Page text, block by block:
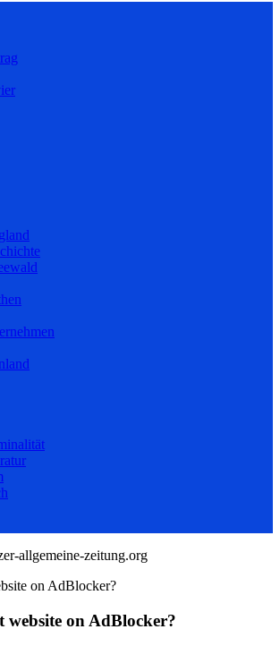
allgemeine-zeitung.org
on AdBlocker?
website on AdBlocker?